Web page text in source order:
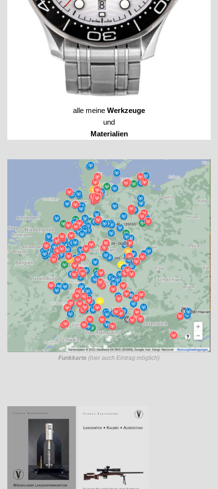
alle meine Werkzeuge
und
Materialien
Funkkarte (hier auch Eintrag möglich)